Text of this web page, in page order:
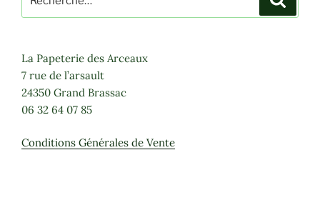
pour
La Papeterie des Arceaux
7 rue de l’arsault
24350 Grand Brassac
06 32 64 07 85
Conditions Générales de Vente